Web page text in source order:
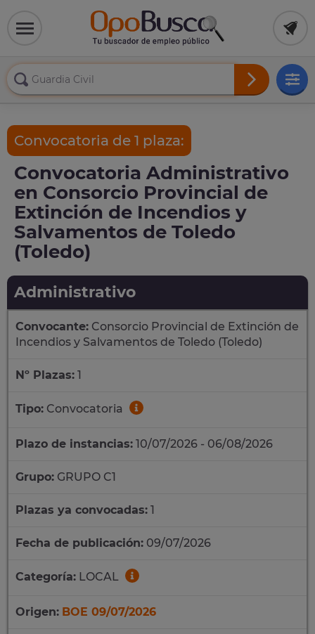
Convocatoria de 1 plaza:
Convocatoria Administrativo
en Consorcio Provincial de
Extinción de Incendios y
Salvamentos de Toledo
(Toledo)
Administrativo
Convocante: Consorcio Provincial de Extinción de
Incendios y Salvamentos de Toledo (Toledo)
Nº Plazas: 1
Tipo: Convocatoria
Plazo de instancias: 10/07/2026 - 06/08/2026
Grupo: GRUPO C1
Plazas ya convocadas: 1
Fecha de publicación: 09/07/2026
Categoría: LOCAL
Origen: BOE 09/07/2026